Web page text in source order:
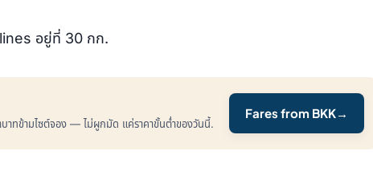
อยู่ที่ 30 กก.
าทข้ามไซต์จอง — ไม่ผูกมัด แค่ราคาขั้นต่ำของวันนี้.
Fares from BKK→